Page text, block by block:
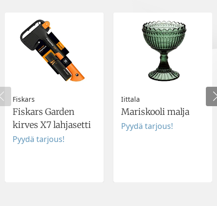
Fiskars
Fiskars Garden
kirves X7 lahjasetti
Pyydä tarjous!
Iittala
Mariskooli malja
Pyydä tarjous!